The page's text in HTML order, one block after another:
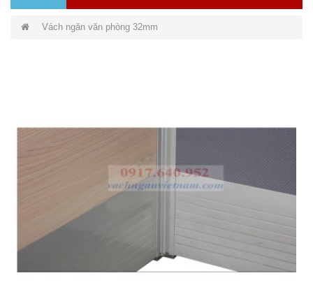
Vách ngăn văn phòng 32mm